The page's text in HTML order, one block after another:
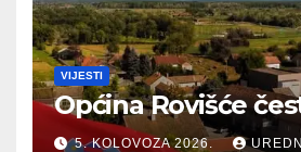
VIJESTI
Općina Rovišće
5. KOLOVOZA 2026.